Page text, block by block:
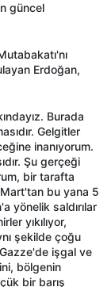
güncel
Erdoğan,
Burada
Gelgitler
inanıyorum.
Şu gerçeği
bir tarafta
bu yana 5
yönelik saldırılar
yıkılıyor,
şekilde çoğu
işgal ve
bölgenin
bir barış